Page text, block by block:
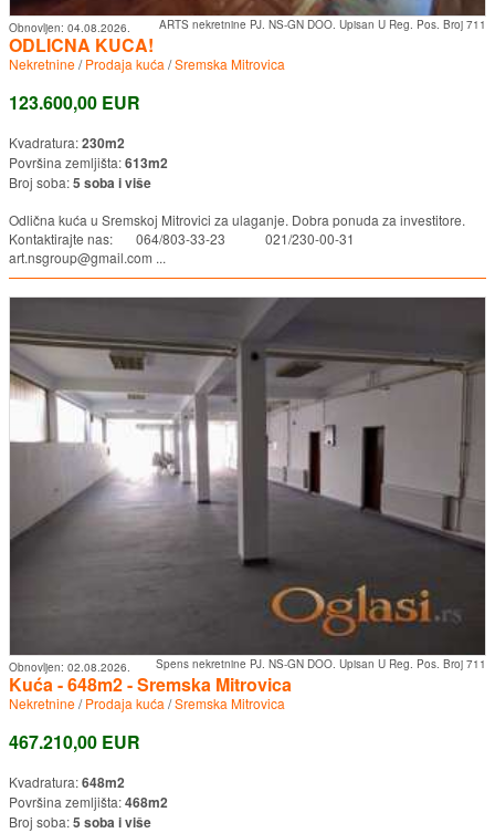
ARTS nekretnine PJ. NS-GN DOO. Upisan U Reg. Pos. Broj 711
Obnovljen: 04.08.2026.
ODLICNA KUCA!
Nekretnine/Prodaja kuća /Sremska Mitrovica
123.600,00 EUR
Kvadratura:230m2
Površina zemljišta:613m2
Broj soba:5 soba i više
Odlična kuća u Sremskoj Mitrovici za ulaganje. Dobra ponuda za investitore.
Kontaktirajte nas: 064/803-33-23 021/230-00-31
art.nsgroup@gmail.com ...
Spens nekretnine PJ. NS-GN DOO. Upisan U Reg. Pos. Broj 711
Obnovljen: 02.08.2026.
Kuća - 648m2 - Sremska Mitrovica
Nekretnine/Prodaja kuća /Sremska Mitrovica
467.210,00 EUR
Kvadratura:648m2
Površina zemljišta:468m2
Broj soba:5 soba i više